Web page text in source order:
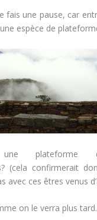
fais une pause, car
espèce de
plateforme
(cela confirmerait
avec ces êtres venus
on le verra plus tard.